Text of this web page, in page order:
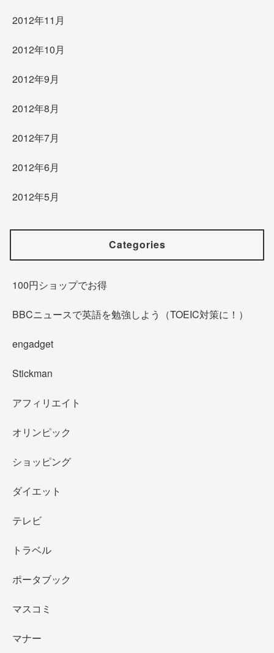
2012年11月
2012年10月
2012年9月
2012年8月
2012年7月
2012年6月
2012年5月
Categories
100円ショップでお得
BBCニュースで英語を勉強しよう（TOEIC対策に！）
engadget
Stickman
アフィリエイト
オリンピック
ショッピング
ダイエット
テレビ
トラベル
ポータブック
マスコミ
マナー